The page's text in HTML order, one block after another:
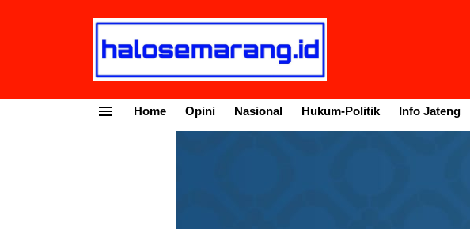
Home Opini Nasional Hukum-Politik Info Jateng